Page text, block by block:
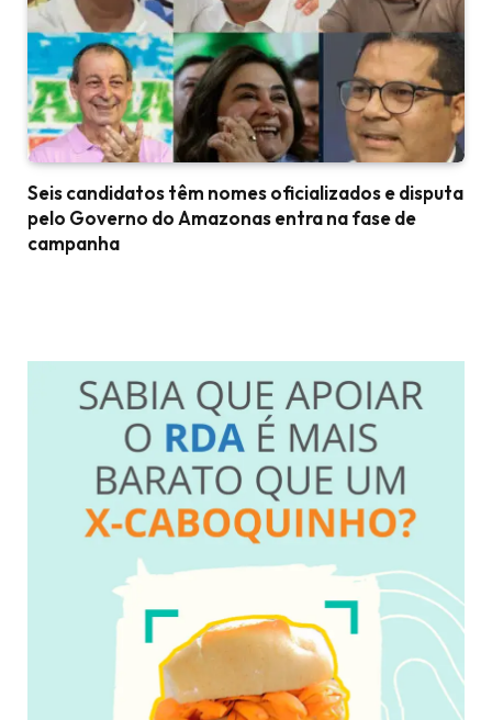
Seis candidatos têm nomes oficializados e disputa
pelo Governo do Amazonas entra na fase de
campanha